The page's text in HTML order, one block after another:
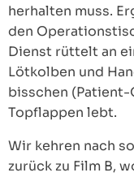
herhalten muss.
den
Dienst rüttelt an
Lötkolben und
bisschen (Patient-
Topflappen lebt.
Wir kehren nach
zurück zu Film B,